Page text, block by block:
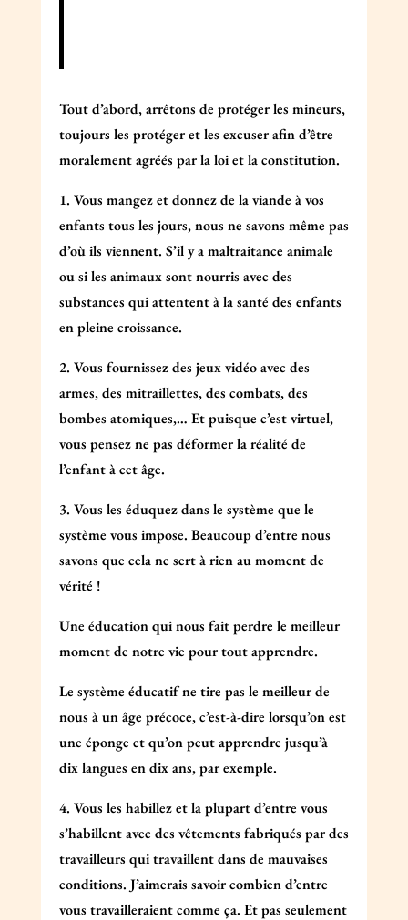
Tout d’abord, arrêtons de protéger les mineurs,
toujours les protéger et les excuser afin d’être
moralement agréés par la loi et la constitution.
1. Vous mangez et donnez de la viande à vos
enfants tous les jours, nous ne savons même pas
d’où ils viennent. S’il y a maltraitance animale
ou si les animaux sont nourris avec des
substances qui attentent à la santé des enfants
en pleine croissance.
2. Vous fournissez des jeux vidéo avec des
armes, des mitraillettes, des combats, des
bombes atomiques,… Et puisque c’est virtuel,
vous pensez ne pas déformer la réalité de
l’enfant à cet âge.
3. Vous les éduquez dans le système que le
système vous impose. Beaucoup d’entre nous
savons que cela ne sert à rien au moment de
vérité !
Une éducation qui nous fait perdre le meilleur
moment de notre vie pour tout apprendre.
Le système éducatif ne tire pas le meilleur de
nous à un âge précoce, c’est-à-dire lorsqu’on est
une éponge et qu’on peut apprendre jusqu’à
dix langues en dix ans, par exemple.
4. Vous les habillez et la plupart d’entre vous
s’habillent avec des vêtements fabriqués par des
travailleurs qui travaillent dans de mauvaises
conditions. J’aimerais savoir combien d’entre
vous travailleraient comme ça. Et pas seulement